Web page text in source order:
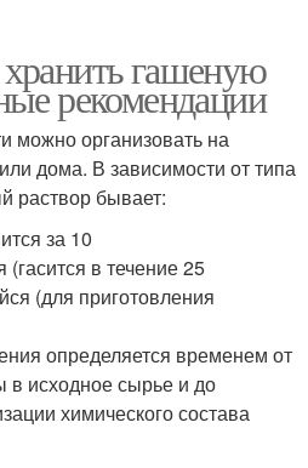
гашеную
рекомендации
можно организовать на
дома. В зависимости от типа
раствор бывает:
за 10
в течение 25
(для приготовления
определяется временем от
в исходное сырье и до
химического состава